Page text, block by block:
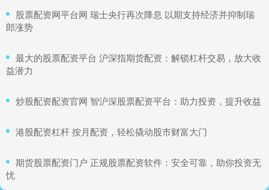
​股票配资网平台网 瑞士央行再次降息 以期支持经济并抑制瑞
郎涨势
​最大的股票配资平台 沪深指期货配资：解锁杠杆交易，放大收
益潜力
​炒股配资配资官网 智沪深股票配资平台：助力投资，提升收益
​港股配资杠杆 按月配资，轻松撬动股市财富大门
​期货股票配资门户 正规股票配资软件：安全可靠，助你投资无
忧